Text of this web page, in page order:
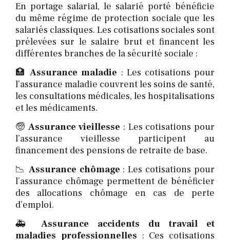
En portage salarial, le salarié porté bénéficie
du même régime de protection sociale que les
salariés classiques. Les cotisations sociales sont
prélevées sur le salaire brut et financent les
différentes branches de la sécurité sociale :
🏥Assurance maladie : Les cotisations pour
l’assurance maladie couvrent les soins de santé,
les consultations médicales, les hospitalisations
et les médicaments.
🧓Assurance vieillesse : Les cotisations pour
l’assurance vieillesse participent au
financement des pensions de retraite de base.
📉 Assurance chômage : Les cotisations pour
l’assurance chômage permettent de bénéficier
des allocations chômage en cas de perte
d’emploi.
🚑 Assurance accidents du travail et
maladies professionnelles : Ces cotisations